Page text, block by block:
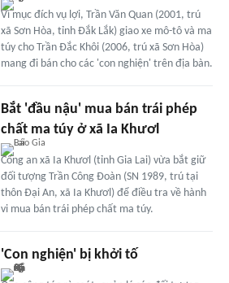
Vì mục đích vụ lợi, Trần Văn Quan (2001, trú
xã Sơn Hòa, tỉnh Đắk Lắk) giao xe mô-tô và ma
túy cho Trần Đắc Khôi (2006, trú xã Sơn Hòa)
mang đi bán cho các 'con nghiện' trên địa bàn.
Bắt 'đầu nậu' mua bán trái phép
chất ma túy ở xã Ia Khươl
Công an xã Ia Khươl (tỉnh Gia Lai) vừa bắt giữ
đối tượng Trần Công Đoàn (SN 1989, trú tại
thôn Đại An, xã Ia Khươl) để điều tra về hành
vi mua bán trái phép chất ma túy.
'Con nghiện' bị khởi tố